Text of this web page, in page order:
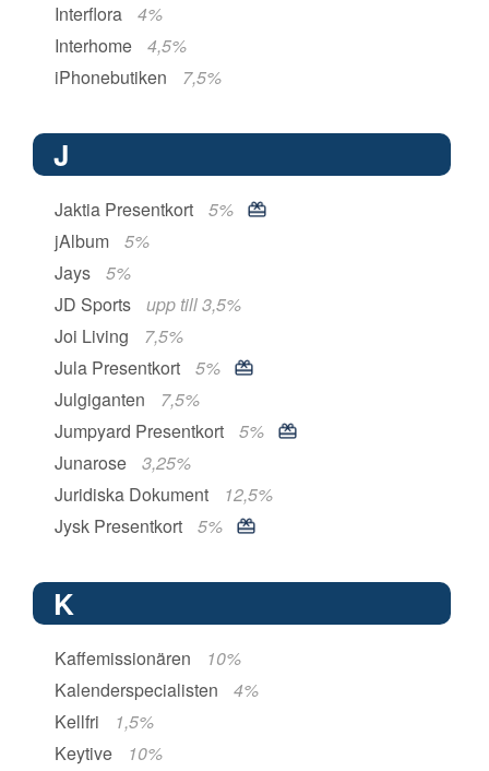
Interflora
4%
Interhome
4,5%
iPhonebutiken
7,5%
J
Jaktia Presentkort
5%
jAlbum
5%
Jays
5%
JD Sports
upp till 3,5%
Joi Living
7,5%
Jula Presentkort
5%
Julgiganten
7,5%
Jumpyard Presentkort
5%
Junarose
3,25%
Juridiska Dokument
12,5%
Jysk Presentkort
5%
K
Kaffemissionären
10%
Kalenderspecialisten
4%
Kellfri
1,5%
Keytive
10%